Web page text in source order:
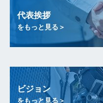
代表挨拶
をもっと見る＞
ビジョン
をもっと見る＞